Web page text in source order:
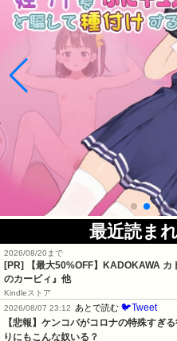
最近読ま
2026/08/20まで
[PR]
【最大50%OFF】KADOKAWA
のカービィ』他
Kindleストア
2026/08/07 23:12
あとで読む 🐦Tweet
【悲報】ケンコバがコロナの特殊すぎ
りにもこんな奴いる？